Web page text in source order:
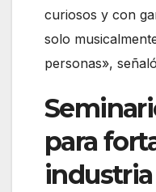
curiosos y con
solo
personas»,
para